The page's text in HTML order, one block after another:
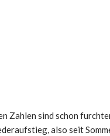
Zahlen sind schon
also seit